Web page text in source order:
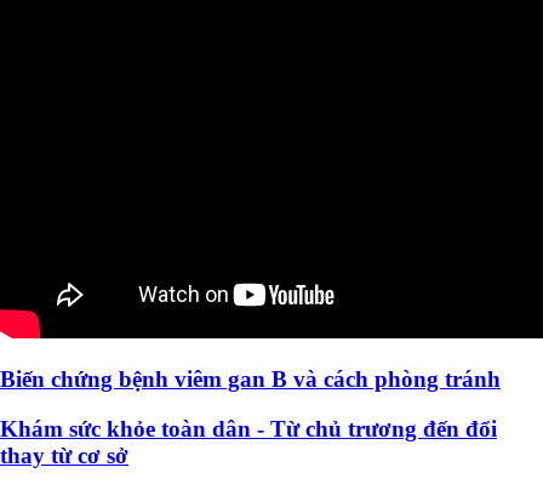
Biến chứng bệnh viêm gan B và cách phòng tránh
Khám sức khỏe toàn dân - Từ chủ trương đến đổi
thay từ cơ sở